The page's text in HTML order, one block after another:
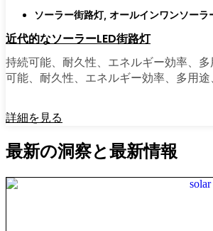
ソーラー街路灯, オールインワンソーラ
近代的なソーラーLED街路灯
持続可能、耐久性、エネルギー効率、
可能、耐久性、エネルギー効率、多用途
詳細を見る
最新の洞察と最新情報